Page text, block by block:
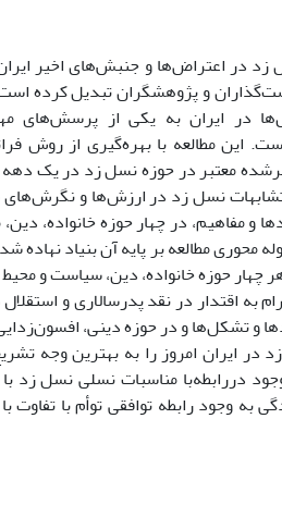
زد در اعتراض‌ها و جنبش‌های اخیر
و پژوهشگران تبدیل کرده
در ایران به یکی از پرسش‌های
این مطالعه با بهره‌گیری از روش
نسل زد در ارزش‌ها و نگرش‌های
و مفاهیم، در چهار حوزه خانواده،
محوری مطالعه بر پایه آن بنیاد
چهار حوزه خانواده، دین، سیاست و
به اقتدار در نقد پدرسالاری و
و تشکل‌ها و در حوزه دینی،
ایران امروز را به بهترین وجه
دررابطه‌با مناسبات نسلی نسل زد
وجود رابطه توافقی توأم با تفاوت